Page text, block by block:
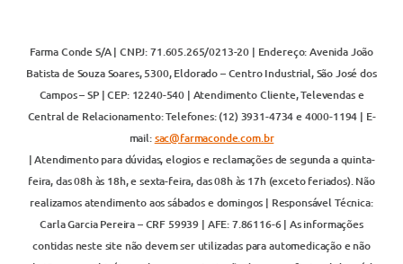
Farma Conde S/A | CNPJ: 71.605.265/0213-20 | Endereço: Avenida João
Batista de Souza Soares, 5300, Eldorado – Centro Industrial, São José dos
Campos – SP | CEP: 12240-540 | Atendimento Cliente, Televendas e
Central de Relacionamento: Telefones: (12) 3931-4734 e 4000-1194 | E-
mail:sac@farmaconde.com.br
| Atendimento para dúvidas, elogios e reclamações de segunda a quinta-
feira, das 08h às 18h, e sexta-feira, das 08h às 17h (exceto feriados). Não
realizamos atendimento aos sábados e domingos | Responsável Técnica:
Carla Garcia Pereira – CRF 59939 | AFE: 7.86116-6 | As informações
contidas neste site não devem ser utilizadas para automedicação e não